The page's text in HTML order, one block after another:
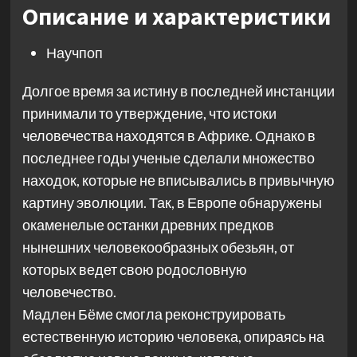
Описание и характеристики
Научпоп
Долгое время за истину в последней инстанции
принимали то утверждение, что истоки
человечества находятся в Африке. Однако в
последнее годы ученые сделали множество
находок, которые не вписывались в привычную
картину эволюции. Так, в Европе обнаружены
окаменелые останки древних предков
нынешних человекообразных обезьян, от
которых ведет свою родословную
человечество.
Мадлен Бёме смогла реконструировать
естественную историю человека, опираясь на